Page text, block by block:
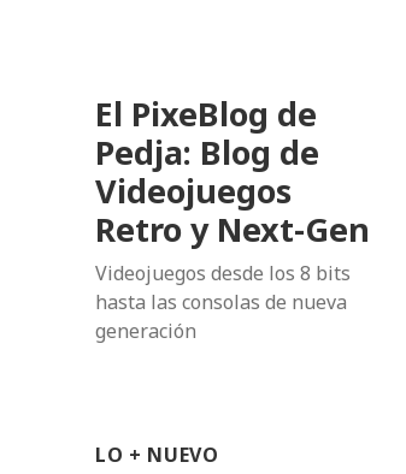
El PixeBlog de
Pedja: Blog de
Videojuegos
Retro y Next-Gen
Videojuegos desde los 8 bits
hasta las consolas de nueva
generación
LO + NUEVO